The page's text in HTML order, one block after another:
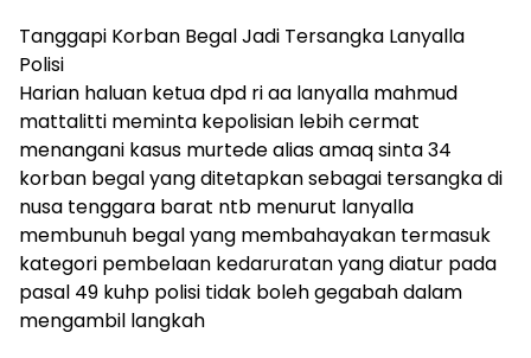
Tanggapi Korban Begal Jadi Tersangka Lanyalla
Polisi
Harian haluan ketua dpd ri aa lanyalla mahmud
mattalitti meminta kepolisian lebih cermat
menangani kasus murtede alias amaq sinta 34
korban begal yang ditetapkan sebagai tersangka di
nusa tenggara barat ntb menurut lanyalla
membunuh begal yang membahayakan termasuk
kategori pembelaan kedaruratan yang diatur pada
pasal 49 kuhp polisi tidak boleh gegabah dalam
mengambil langkah